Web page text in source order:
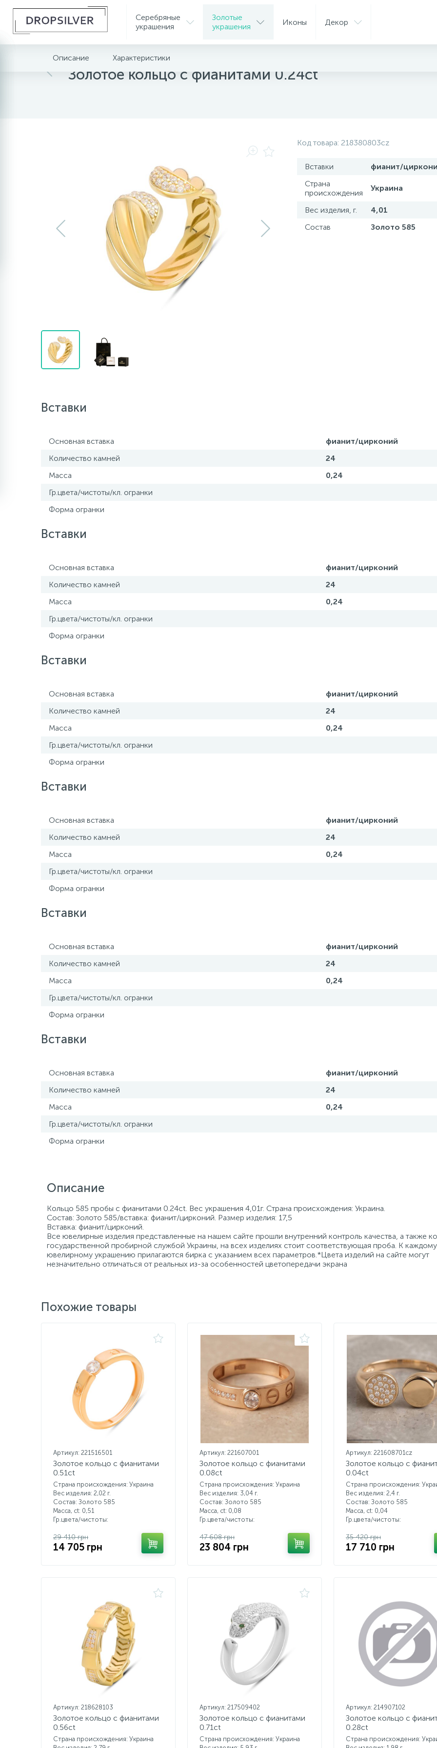
Серебряные
украшения
Золотые
украшения
Иконы Декор
Главная Золотые украшения
Золотое кольцо с фианитами 0.24ct
Описание Характеристики
Код товара: 218380803cz
Вставки
фианит/
Страна
происхождения
Украина
Вес изделия, г.
4,01
Состав
Золото 585
Вставки
Основная вставка
фианит/цирконий
Количество камней
24
Масса
0,24
Гр.цвета/чистоты/кл. огранки
Форма огранки
Вставки
Основная вставка
фианит/цирконий
Количество камней
24
Масса
0,24
Гр.цвета/чистоты/кл. огранки
Форма огранки
Вставки
Основная вставка
фианит/цирконий
Количество камней
24
Масса
0,24
Гр.цвета/чистоты/кл. огранки
Форма огранки
Вставки
Основная вставка
фианит/цирконий
Количество камней
24
Масса
0,24
Гр.цвета/чистоты/кл. огранки
Форма огранки
Вставки
Основная вставка
фианит/цирконий
Количество камней
24
Масса
0,24
Гр.цвета/чистоты/кл. огранки
Форма огранки
Вставки
Основная вставка
фианит/цирконий
Количество камней
24
Масса
0,24
Гр.цвета/чистоты/кл. огранки
Форма огранки
Описание
Кольцо 585 пробы с фианитами 0.24ct. Вес украшения 4,01г. Страна происхождения: Украина.
Состав: Золото 585/вставка: фианит/цирконий. Размер изделия: 17,5
Вставка: фианит/цирконий.
Все ювелирные изделия представленные на нашем сайте прошли внутренний контроль качества, а также
государственной пробирной службой Украины, на всех изделиях стоит соответствующая проба. К каждому
ювелирному украшению прилагаются бирка с указанием всех параметров.*Цвета изделий на сайте могут
незначительно отличаться от реальных из-за особенностей цветопередачи экрана
Похожие товары
Артикул: 221516501
Золотое кольцо с фианитами
0.51ct
Страна происхождения: Украина
Вес изделия: 2,02 г.
Состав: Золото 585
Масса, ct: 0,51
Гр.цвета/чистоты:
29 410 грн
14 705 грн
Артикул: 221607001
Золотое кольцо с фианитами
0.08ct
Страна происхождения: Украина
Вес изделия: 3,04 г.
Состав: Золото 585
Масса, ct: 0,08
Гр.цвета/чистоты:
47 608 грн
23 804 грн
Артикул: 221608701cz
Золотое кольцо с
0.04ct
Страна происхождения:
Вес изделия: 2,4 г.
Состав: Золото 585
Масса, ct: 0,04
Гр.цвета/чистоты:
35 420 грн
17 710 грн
Артикул: 218628103
Золотое кольцо с фианитами
0.56ct
Страна происхождения: Украина
Артикул: 217509402
Золотое кольцо с фианитами
0.71ct
Страна происхождения: Украина
Артикул: 214907102
Золотое кольцо с
0.28ct
Страна происхождения: